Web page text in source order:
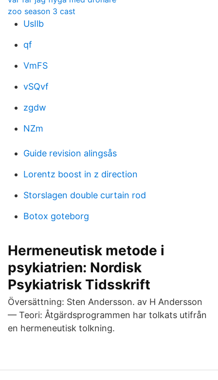
zoo season 3 cast
UsIlb
qf
VmFS
vSQvf
zgdw
NZm
Guide revision alingsås
Lorentz boost in z direction
Storslagen double curtain rod
Botox goteborg
Hermeneutisk metode i
psykiatrien: Nordisk
Psykiatrisk Tidsskrift
Översättning: Sten Andersson. av H Andersson
— Teori: Åtgärdsprogrammen har tolkats utifrån
en hermeneutisk tolkning.